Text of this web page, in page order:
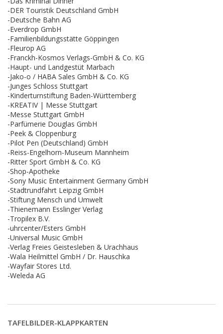
-DER Touristik Deutschland GmbH
-Deutsche Bahn AG
-Everdrop GmbH
-Familienbildungsstätte Göppingen
-Fleurop AG
-Franckh-Kosmos Verlags-GmbH & Co. KG
-Haupt- und Landgestüt Marbach
-Jako-o / HABA Sales GmbH & Co. KG
-Junges Schloss Stuttgart
-Kinderturnstiftung Baden-Württemberg
-KREATIV | Messe Stuttgart
-Messe Stuttgart GmbH
-Parfümerie Douglas GmbH
-Peek & Cloppenburg
-Pilot Pen (Deutschland) GmbH
-Reiss-Engelhorn-Museum Mannheim
-Ritter Sport GmbH & Co. KG
-Shop-Apotheke
-Sony Music Entertainment Germany GmbH
-Stadtrundfahrt Leipzig GmbH
-Stiftung Mensch und Umwelt
-Thienemann Esslinger Verlag
-Tropilex B.V.
-uhrcenter/Esters GmbH
-Universal Music GmbH
-Verlag Freies Geistesleben & Urachhaus
-Wala Heilmittel GmbH / Dr. Hauschka
-Wayfair Stores Ltd.
-Weleda AG
TAFELBILDER-KLAPPKARTEN